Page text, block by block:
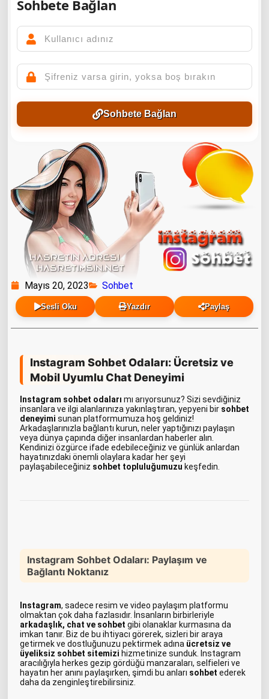
Sohbete Bağlan
Sohbete Bağlan
Mayıs 20, 2023 Sohbet
Sesli Oku Yazdır Paylaş
Instagram Sohbet Odaları: Ücretsiz ve
Mobil Uyumlu Chat Deneyimi
Instagram sohbet odaları mı arıyorsunuz? Sizi sevdiğiniz
insanlara ve ilgi alanlarınıza yakınlaştıran, yepyeni bir sohbet
deneyimi sunan platformumuza hoş geldiniz!
Arkadaşlarınızla bağlantı kurun, neler yaptığınızı paylaşın
veya dünya çapında diğer insanlardan haberler alın.
Kendinizi özgürce ifade edebileceğiniz ve günlük anlardan
hayatınızdaki önemli olaylara kadar her şeyi
paylaşabileceğiniz sohbet topluluğumuzu keşfedin.
Instagram Sohbet Odaları: Paylaşım ve
Bağlantı Noktanız
Instagram, sadece resim ve video paylaşım platformu
olmaktan çok daha fazlasıdır. İnsanların birbirleriyle
arkadaşlık, chat ve sohbet gibi olanaklar kurmasına da
imkan tanır. Biz de bu ihtiyacı görerek, sizleri bir araya
getirmek ve dostluğunuzu pektirmek adına ücretsiz ve
üyeliksiz sohbet sitemizi hizmetinize sunduk. Instagram
aracılığıyla herkes gezip gördüğü manzaraları, selfieleri ve
hayatın her anını paylaşırken, şimdi bu anları sohbet ederek
daha da zenginleştirebilirsiniz.